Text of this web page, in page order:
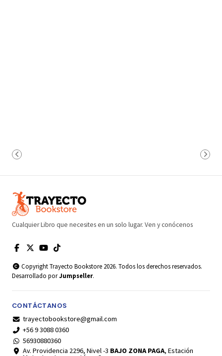
Cualquier Libro que necesites en un solo lugar. Ven y conócenos
Copyright Trayecto Bookstore 2026. Todos los derechos reservados.
Desarrollado porJumpseller.
CONTÁCTANOS
trayectobookstore@gmail.com
+56 9 3088 0360
56930880360
Av. Providencia 2296, Nivel -3 BAJO ZONA PAGA, Estación